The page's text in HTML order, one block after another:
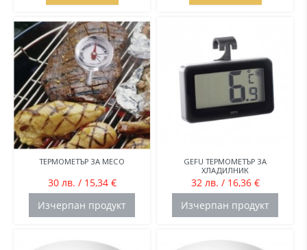
ТЕРМОМЕТЪР ЗА МЕСО
30 лв. / 15,34 €
Изчерпан продукт
GEFU ТЕРМОМЕТЪР ЗА
ХЛАДИЛНИК
32 лв. / 16,36 €
Изчерпан продукт